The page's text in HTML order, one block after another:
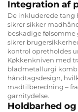
Integration af
De inkluderede tang
sikrer sikker
beskadige
sikrer
kontrol opretholdes
Køkkenkniven med
bladmetallurgi
håndtagsdesign,
madtilberedning –
garnitydelse.
Holdbarhed